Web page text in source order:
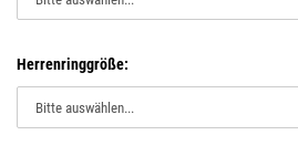
Herrenringgröße: